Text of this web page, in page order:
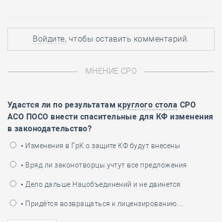
Войдите, чтобы оставить комментарий.
МНЕНИЕ СРО
Удастся ли по результатам круглого стола СРО
АСО ПОСО внести спасительные для КФ изменения
в законодательство?
• Изменения в ГрК о защите КФ будут внесены
• Вряд ли законотворцы учтут все предложения
• Дело дальше Нацобъединений и не двинется
• Придётся возвращаться к лицензированию…